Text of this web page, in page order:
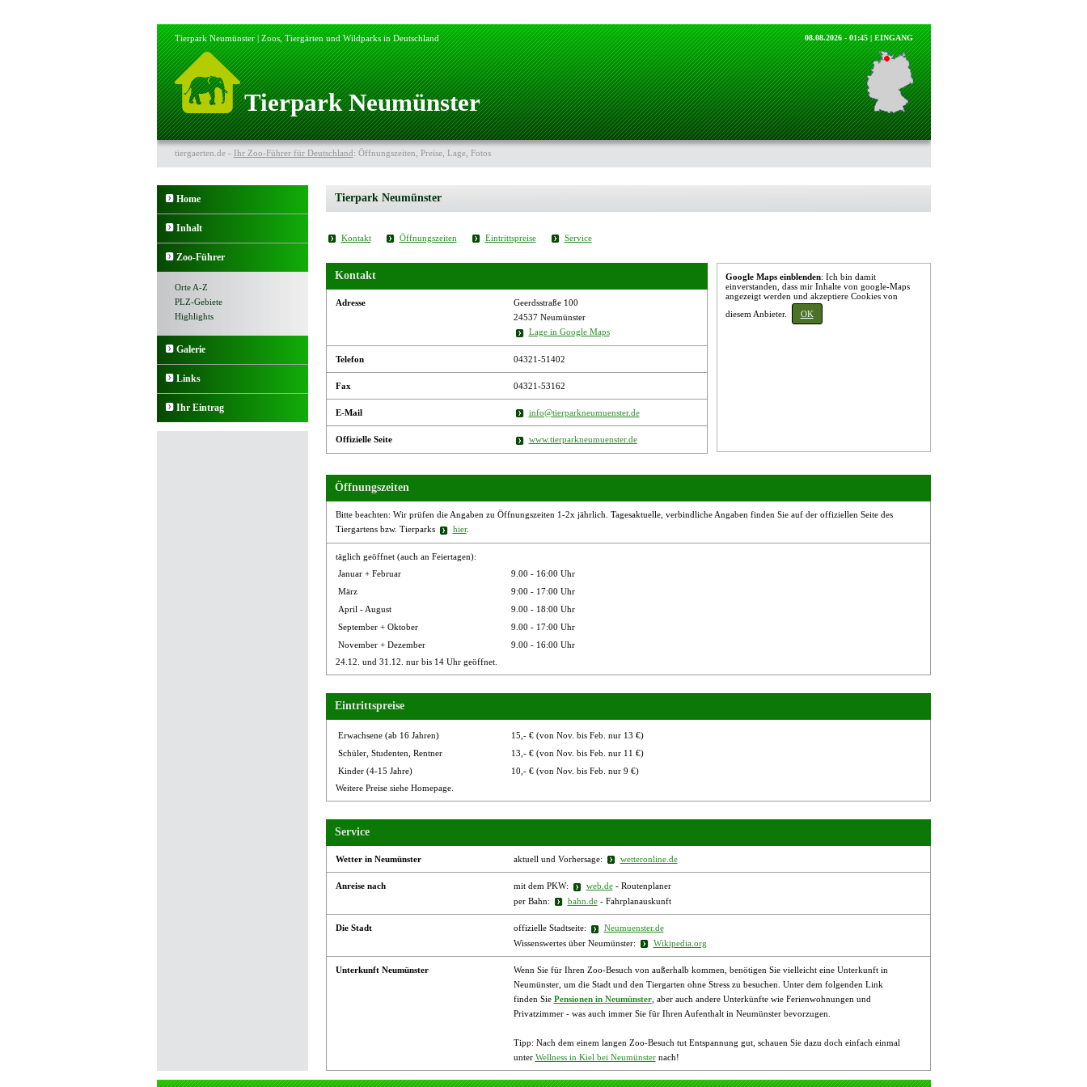
Tierpark Neumünster | Zoos, Tiergärten und Wildparks in Deutschland
Tierpark Neumünster
08.08.2026 - 01:45 |EINGANG
tiergaerten.de - Ihr Zoo-Führer für Deutschland: Öffnungszeiten, Preise, Lage, Fotos
Home
Inhalt
Zoo-Führer
Orte A-Z
PLZ-Gebiete
Highlights
Galerie
Links
Ihr Eintrag
Tierpark Neumünster
Kontakt Öffnungszeiten Eintrittspreise Service
Google Maps einblenden: Ich bin damit
einverstanden, dass mir Inhalte von google-Maps
angezeigt werden und akzeptiere Cookies von
diesem Anbieter.
OK
Kontakt
Adresse
Geerdsstraße 100
24537 Neumünster
Lage in Google Maps
Telefon 04321-51402
Fax 04321-53162
E-Mail info@tierparkneumuenster.de
Offizielle Seite www.tierparkneumuenster.de
Öffnungszeiten
Bitte beachten: Wir prüfen die Angaben zu Öffnungszeiten 1-2x jährlich. Tagesaktuelle, verbindliche Angaben finden Sie auf der offiziellen Seite des
Tiergartens bzw. Tierparks
hier.
täglich geöffnet (auch an Feiertagen):
Januar + Februar
9.00 - 16:00 Uhr
März
9:00 - 17:00 Uhr
April - August
9.00 - 18:00 Uhr
September + Oktober
9.00 - 17:00 Uhr
November + Dezember
9.00 - 16:00 Uhr
24.12. und 31.12. nur bis 14 Uhr geöffnet.
Eintrittspreise
Erwachsene (ab 16 Jahren)
15,- € (von Nov. bis Feb. nur 13 €)
Schüler, Studenten, Rentner
13,- € (von Nov. bis Feb. nur 11 €)
Kinder (4-15 Jahre)
10,- € (von Nov. bis Feb. nur 9 €)
Weitere Preise siehe Homepage.
Service
Wetter in Neumünster aktuell und Vorhersage: wetteronline.de
Anreise nach mit dem PKW: web.de- Routenplaner
per Bahn:
bahn.de- Fahrplanauskunft
Die Stadt offizielle Stadtseite:
Neumuenster.de
Wissenswertes über Neumünster:
Wikipedia.org
Unterkunft Neumünster
Wenn Sie für Ihren Zoo-Besuch von außerhalb kommen, benötigen Sie vielleicht eine Unterkunft in
Neumünster, um die Stadt und den Tiergarten ohne Stress zu besuchen. Unter dem folgenden Link
finden Sie Pensionen in Neumünster, aber auch andere Unterkünfte wie Ferienwohnungen und
Privatzimmer - was auch immer Sie für Ihren Aufenthalt in Neumünster bevorzugen.
Tipp: Nach dem einem langen Zoo-Besuch tut Entspannung gut, schauen Sie dazu doch einfach einmal
unter Wellness in Kiel bei Neumünsternach!